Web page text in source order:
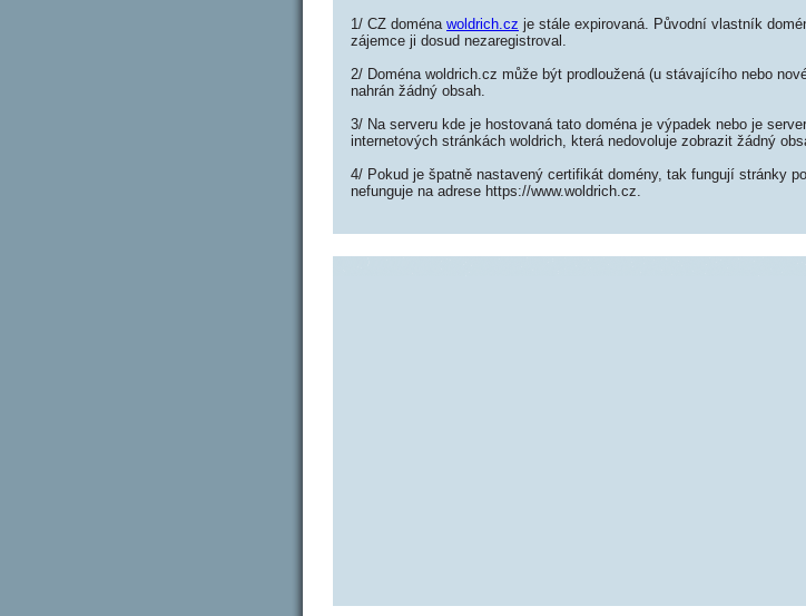
1/ CZ doména woldrich.cz je stále expirovaná. Původní vlastník
zájemce ji dosud nezaregistroval.
2/ Doména woldrich.cz může být prodloužená (u stávajícího nebo
nahrán žádný obsah.
3/ Na serveru kde je hostovaná tato doména je výpadek nebo je
internetových stránkách woldrich, která nedovoluje zobrazit žádný
4/ Pokud je špatně nastavený certifikát domény, tak fungují stránky
nefunguje na adrese https://www.woldrich.cz.